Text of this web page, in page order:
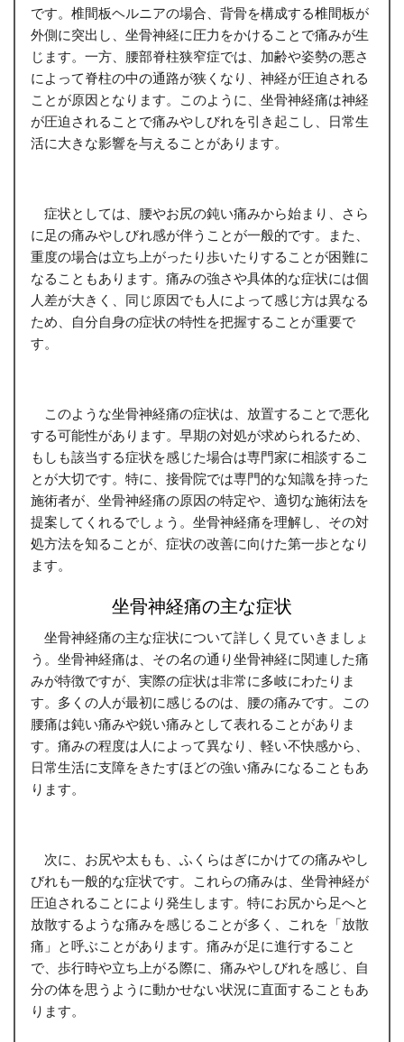
です。椎間板ヘルニアの場合、背骨を構成する椎間板が
外側に突出し、坐骨神経に圧力をかけることで痛みが生
じます。一方、腰部脊柱狭窄症では、加齢や姿勢の悪さ
によって脊柱の中の通路が狭くなり、神経が圧迫される
ことが原因となります。このように、坐骨神経痛は神経
が圧迫されることで痛みやしびれを引き起こし、日常生
活に大きな影響を与えることがあります。
症状としては、腰やお尻の鈍い痛みから始まり、さら
に足の痛みやしびれ感が伴うことが一般的です。また、
重度の場合は立ち上がったり歩いたりすることが困難に
なることもあります。痛みの強さや具体的な症状には個
人差が大きく、同じ原因でも人によって感じ方は異なる
ため、自分自身の症状の特性を把握することが重要で
す。
このような坐骨神経痛の症状は、放置することで悪化
する可能性があります。早期の対処が求められるため、
もしも該当する症状を感じた場合は専門家に相談するこ
とが大切です。特に、接骨院では専門的な知識を持った
施術者が、坐骨神経痛の原因の特定や、適切な施術法を
提案してくれるでしょう。坐骨神経痛を理解し、その対
処方法を知ることが、症状の改善に向けた第一歩となり
ます。
坐骨神経痛の主な症状
坐骨神経痛の主な症状について詳しく見ていきましょ
う。坐骨神経痛は、その名の通り坐骨神経に関連した痛
みが特徴ですが、実際の症状は非常に多岐にわたりま
す。多くの人が最初に感じるのは、腰の痛みです。この
腰痛は鈍い痛みや鋭い痛みとして表れることがありま
す。痛みの程度は人によって異なり、軽い不快感から、
日常生活に支障をきたすほどの強い痛みになることもあ
ります。
次に、お尻や太もも、ふくらはぎにかけての痛みやし
びれも一般的な症状です。これらの痛みは、坐骨神経が
圧迫されることにより発生します。特にお尻から足へと
放散するような痛みを感じることが多く、これを「放散
痛」と呼ぶことがあります。痛みが足に進行すること
で、歩行時や立ち上がる際に、痛みやしびれを感じ、自
分の体を思うように動かせない状況に直面することもあ
ります。